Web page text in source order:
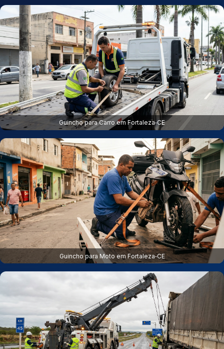
Guincho para Carro em Fortaleza‑CE
Guincho para Moto em Fortaleza‑CE